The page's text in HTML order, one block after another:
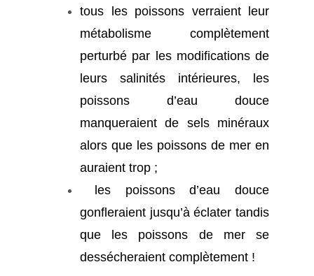
tous les poissons verraient leur
métabolisme complètement
perturbé par les modifications de
leurs salinités intérieures, les
poissons d’eau douce
manqueraient de sels minéraux
alors que les poissons de mer en
auraient trop ;
les poissons d’eau douce
gonfleraient jusqu’à éclater tandis
que les poissons de mer se
dessécheraient complètement !